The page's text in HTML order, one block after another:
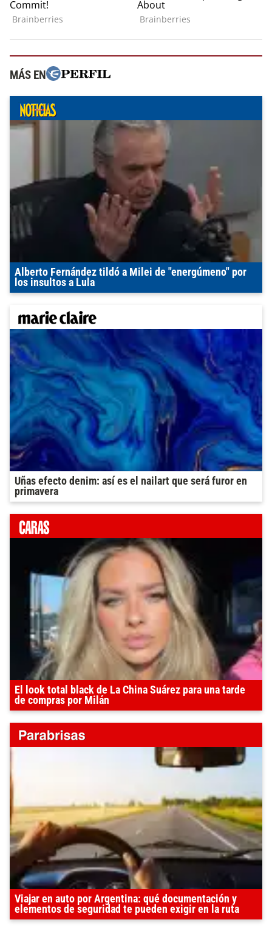
MÁS EN
Alberto Fernández tildó a Milei de "energúmeno" por
los insultos a Lula
Uñas efecto denim: así es el nailart que será furor en
primavera
El look total black de La China Suárez para una tarde
de compras por Milán
Viajar en auto por Argentina: qué documentación y
elementos de seguridad te pueden exigir en la ruta